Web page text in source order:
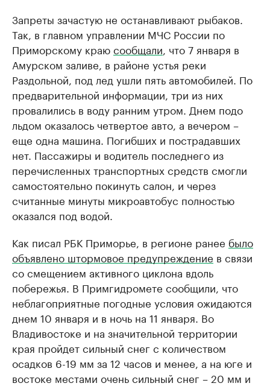
Запреты зачастую не останавливают рыбаков.
Так, в главном управлении МЧС России по
Приморскому краюсообщали, что 7 января в
Амурском заливе, в районе устья реки
Раздольной, под лед ушли пять автомобилей. По
предварительной информации, три из них
провалились в воду ранним утром. Днем подо
льдом оказалось четвертое авто, а вечером –
еще одна машина. Погибших и пострадавших
нет. Пассажиры и водитель последнего из
перечисленных транспортных средств смогли
самостоятельно покинуть салон, и через
считанные минуты микроавтобус полностью
оказался под водой.
Как писал РБК Приморье, в регионе ранее было
объявлено штормовое предупреждение в связи
со смещением активного циклона вдоль
побережья. В Примгидромете сообщили, что
неблагоприятные погодные условия ожидаются
днем 10 января и в ночь на 11 января. Во
Владивостоке и на значительной территории
края пройдет сильный снег с количеством
осадков 6-19 мм за 12 часов и менее, а на юге и
востоке местами очень сильный снег – 20 мм и